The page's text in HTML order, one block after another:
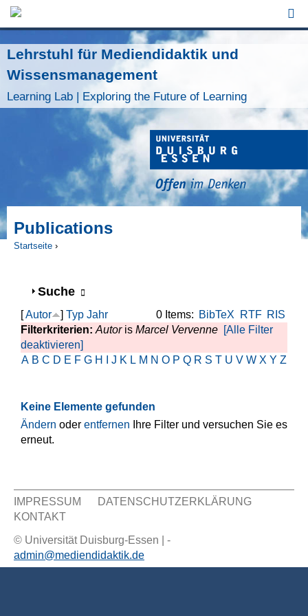
Jump to Navigation
Lehrstuhl für Mediendidaktik und
Wissensmanagement
Learning Lab | Exploring the Future of Learning
Publications
Startseite ›
Anzeigen
Suche
0 Items: BibTeX RTF RIS
[Autor ] Typ Jahr
Filterkriterien: Autoris Marcel Vervenne [Alle Filter
deaktivieren]
A B C D E F G H J K L M N O P Q R S T U V W X Y Z
Keine Elemente gefunden
Ändern oder entfernen Ihre Filter und versuchen Sie es
erneut.
Sekundär Menü
IMPRESSUM
DATENSCHUTZERKLÄRUNG
KONTAKT
© Universität Duisburg-Essen | -
admin@mediendidaktik.de